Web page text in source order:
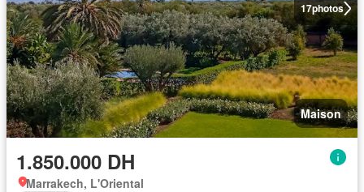
17photos
Maison
1.850.000 DH
Marrakech, L'Oriental